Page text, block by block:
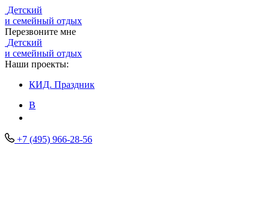
Детский
и семейный отдых
Перезвоните мне
Детский
и семейный отдых
Наши проекты:
КИД. Праздник
В
+7 (495) 966-28-56